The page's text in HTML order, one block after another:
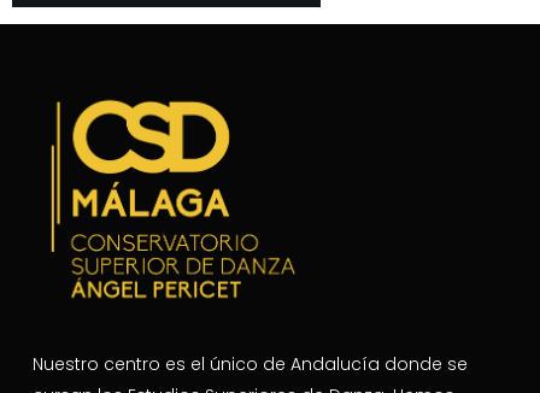
Nuestro centro es el único de Andalucía donde se